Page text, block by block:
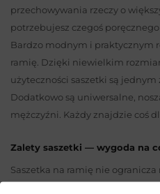
przechowywania rzeczy o
potrzebujesz czegoś
Bardzo modnym i praktycznym
ramię. Dzięki niewielkim
użyteczności saszetki są jednym
Dodatkowo są uniwersalne,
mężczyźni. Każdy znajdzie coś
Zalety saszetki — wygoda na
Saszetka na ramię nie